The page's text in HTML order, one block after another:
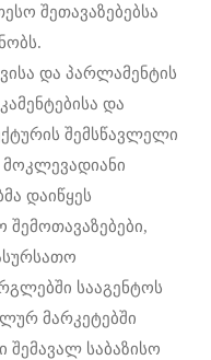
შეთავაზებებსა
და პარლამენტის
და
შემსწავლელი
მოკლევადიანი
დაიწყეს
შემოთავაზებები,
სააგენტოს
მარკეტებში
შემავალ საბაზისო